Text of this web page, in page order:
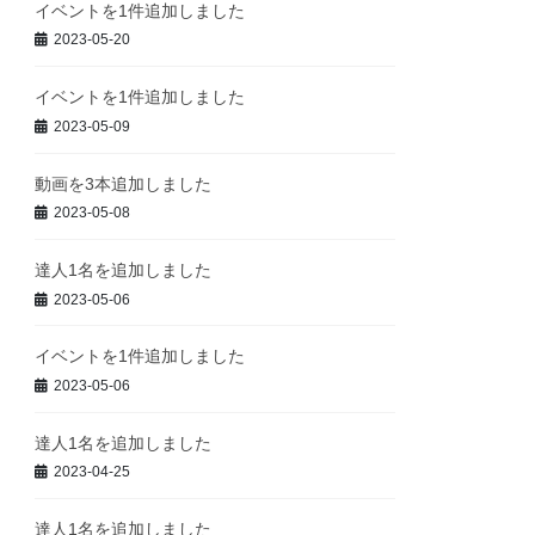
イベントを1件追加しました
2023-05-20
イベントを1件追加しました
2023-05-09
動画を3本追加しました
2023-05-08
達人1名を追加しました
2023-05-06
イベントを1件追加しました
2023-05-06
達人1名を追加しました
2023-04-25
達人1名を追加しました